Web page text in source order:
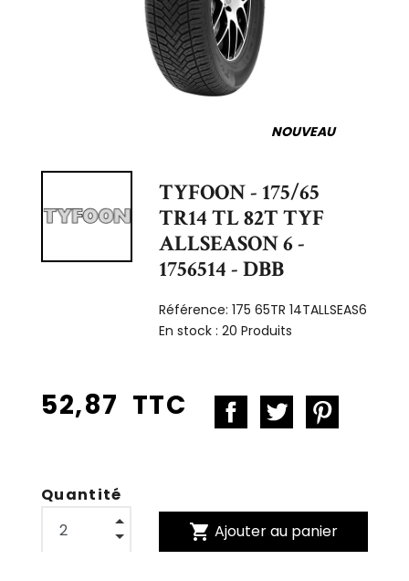
NOUVEAU
TYFOON - 175/65
TR14 TL 82T TYF
ALLSEASON 6 -
1756514 - DBB
Référence:175 65TR 14TALLSEAS6
En stock :20 Produits
52,87 TTC
Quantité
shopping_cart Ajouter au panier